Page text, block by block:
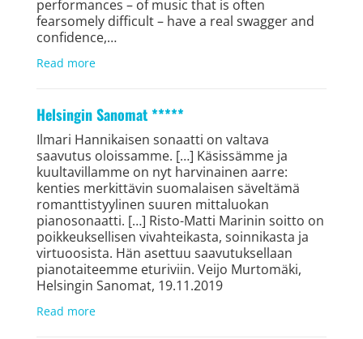
performances – of music that is often
fearsomely difficult – have a real swagger and
confidence,…
Read more
Helsingin Sanomat *****
Ilmari Hannikaisen sonaatti on valtava
saavutus oloissamme. […] Käsissämme ja
kuultavillamme on nyt harvinainen aarre:
kenties merkittävin suomalaisen säveltämä
romanttistyylinen suuren mittaluokan
pianosonaatti. […] Risto-Matti Marinin soitto on
poikkeuksellisen vivahteikasta, soinnikasta ja
virtuoosista. Hän asettuu saavutuksellaan
pianotaiteemme eturiviin. Veijo Murtomäki,
Helsingin Sanomat, 19.11.2019
Read more